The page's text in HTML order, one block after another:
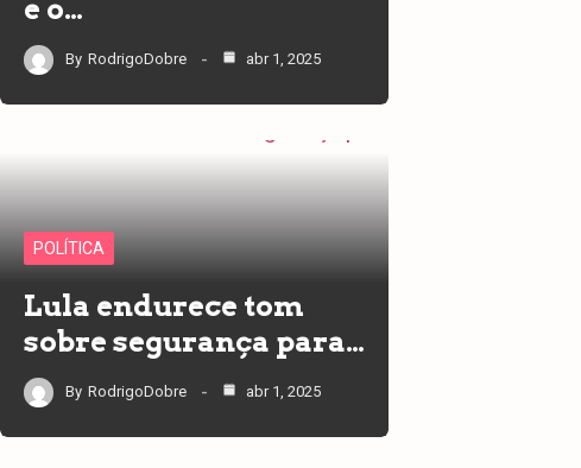
e o…
By RodrigoDobre abr 1, 2025
POLÍTICA
Lula endurece tom
sobre segurança para…
By RodrigoDobre abr 1, 2025